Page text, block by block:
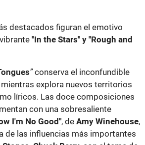
destacados figuran el emotivo
"In the Stars" y "Rough and
”conserva el inconfundible
explora nuevos territorios
líricos. Las doce composiciones
con una sobresaliente
I'm No Good", de Amy Winehouse,
de las influencias más importantes